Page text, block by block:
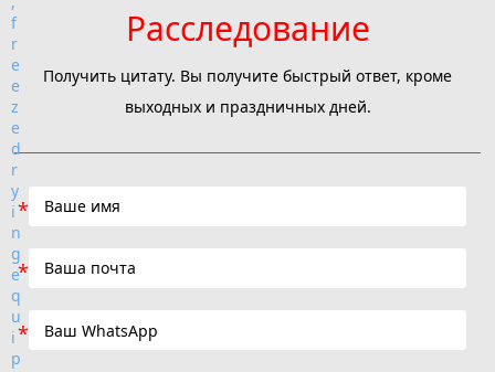
Расследование
Получить цитату. Вы получите быстрый ответ, кроме
выходных и праздничных дней.